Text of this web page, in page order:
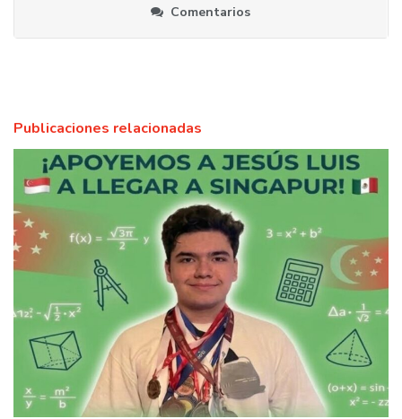
Comentarios
Publicaciones relacionadas